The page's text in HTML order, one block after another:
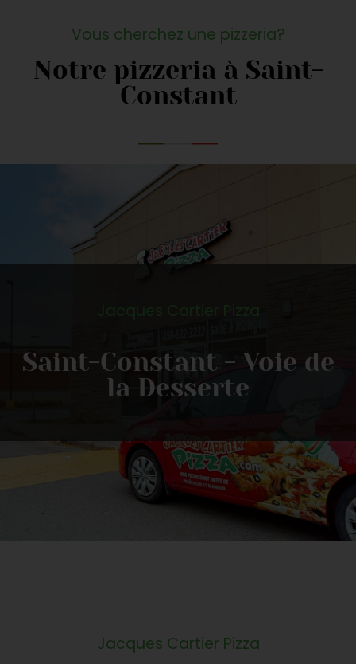
Vous cherchez une pizzeria?
Notre pizzeria à Saint-
Constant
Jacques Cartier Pizza
Saint-Constant - Voie de
la Desserte
Jacques Cartier Pizza